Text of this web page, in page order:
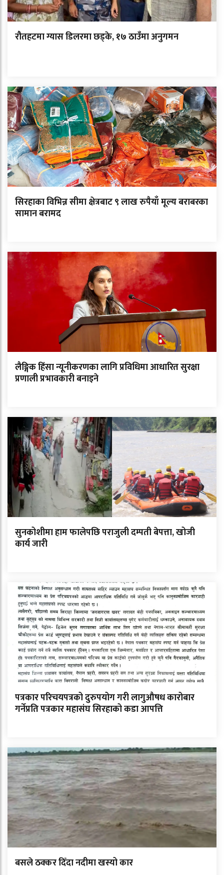
रौतहटमा ग्यास डिलरमा छड्के, १७ ठाउँमा अनुगमन
सिरहाका विभिन्न सीमा क्षेत्रबाट ९ लाख रुपैयाँ मूल्य बराबरका
सामान बरामद
लैङ्गिक हिंसा न्यूनीकरणका लागि प्रविधिमा आधारित सुरक्षा
प्रणाली प्रभावकारी बनाइने
सुनकोशीमा हाम फालेपछि पराजुली दम्पती बेपत्ता, खोजी
कार्य जारी
पत्रकार परिचयपत्रको दुरुपयोग गरी लागुऔषध कारोबार
गर्नेप्रति पत्रकार महासंघ सिरहाको कडा आपत्ति
बसले ठक्कर दिँदा नदीमा खस्यो कार